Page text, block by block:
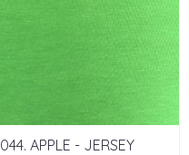
044. APPLE - JERSEY